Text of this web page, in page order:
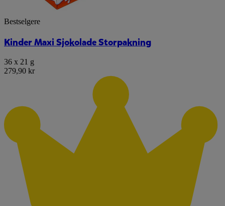
Bestselgere
Kinder Maxi Sjokolade Storpakning
36 x 21 g
279,90 kr